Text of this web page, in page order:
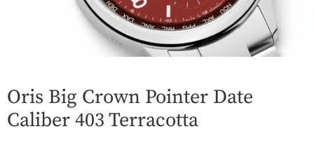
Oris Big Crown Pointer Date
Caliber 403 Terracotta